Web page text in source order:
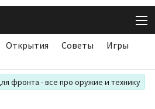
Открытия Советы
Игры
фронта - все про оружие и технику